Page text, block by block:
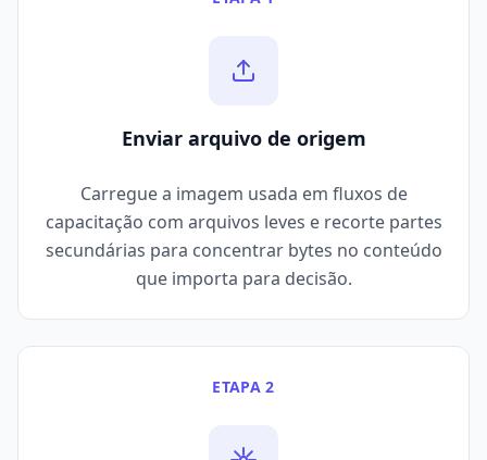
Enviar arquivo de origem
Carregue a imagem usada em fluxos de
capacitação com arquivos leves e recorte partes
secundárias para concentrar bytes no conteúdo
que importa para decisão.
ETAPA 2